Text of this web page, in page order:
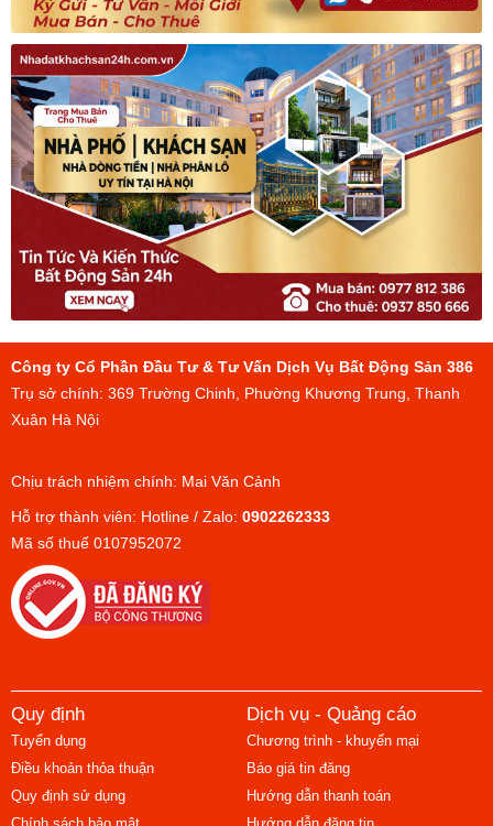
Công ty Cổ Phần Đầu Tư & Tư Vấn Dịch Vụ Bất Động Sản 386
Trụ sở chính: 369 Trường Chinh, Phường Khương Trung, Thanh
Xuân Hà Nội
Chịu trách nhiệm chính: Mai Văn Cảnh
Hỗ trợ thành viên: Hotline / Zalo: 0902262333
Mã số thuế 0107952072
Quy định
Tuyển dụng
Điều khoản thỏa thuận
Quy định sử dụng
Dịch vụ - Quảng cáo
Chương trình - khuyến mại
Báo giá tin đăng
Hướng dẫn thanh toán